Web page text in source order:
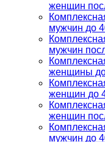
женщин
мужчин до
мужчин
женщины
женщин до
женщин
мужчин до